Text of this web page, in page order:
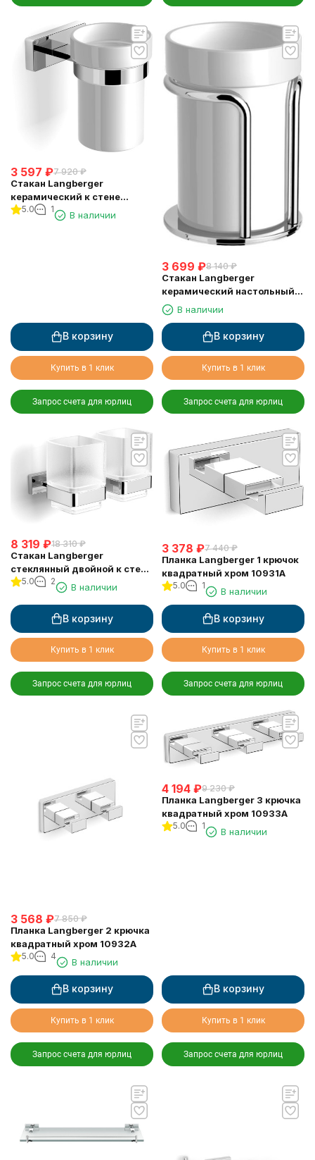
3 597 ₽7 920 ₽
Стакан Langberger
керамический к стене
10911A
5.0 1
В наличии
В корзину
Купить в 1 клик
Запрос счета для юрлиц
3 699 ₽8 140 ₽
Стакан Langberger
керамический настольный
круглый 10913A
В наличии
В корзину
Купить в 1 клик
Запрос счета для юрлиц
8 319 ₽18 310 ₽
Стакан Langberger
стеклянный двойной к стене
квадратный 11919A
5.0 2
В наличии
В корзину
Купить в 1 клик
Запрос счета для юрлиц
3 378 ₽7 440 ₽
Планка Langberger 1 крючок
квадратный хром 10931A
5.0 1
В наличии
В корзину
Купить в 1 клик
Запрос счета для юрлиц
3 568 ₽7 850 ₽
Планка Langberger 2 крючка
квадратный хром 10932A
5.0 4
В наличии
В корзину
Купить в 1 клик
Запрос счета для юрлиц
4 194 ₽9 230 ₽
Планка Langberger 3 крючка
квадратный хром 10933A
5.0 1
В наличии
В корзину
Купить в 1 клик
Запрос счета для юрлиц